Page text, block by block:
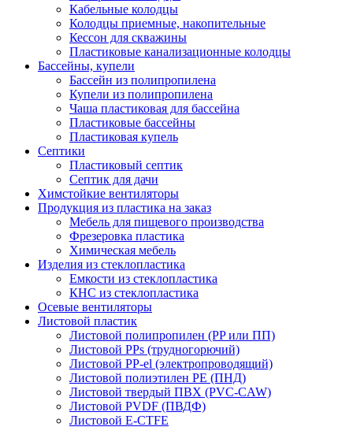
Кабельные колодцы
Колодцы приемные, накопительные
Кессон для скважины
Пластиковые канализационные колодцы
Бассейны, купели
Бассейн из полипропилена
Купели из полипропилена
Чаша пластиковая для бассейна
Пластиковые бассейны
Пластиковая купель
Септики
Пластиковый септик
Септик для дачи
Химстойкие вентиляторы
Продукция из пластика на заказ
Мебель для пищевого производства
Фрезеровка пластика
Химическая мебель
Изделия из стеклопластика
Емкости из стеклопластика
КНС из стеклопластика
Осевые вентиляторы
Листовой пластик
Листовой полипропилен (PP или ПП)
Листовой PPs (трудногорючий)
Листовой PP-el (электропроводящий)
Листовой полиэтилен PE (ПНД)
Листовой твердый ПВХ (PVC-CAW)
Листовой PVDF (ПВДФ)
Листовой E-CTFE